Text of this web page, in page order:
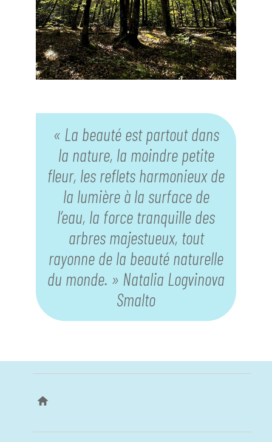
« La beauté est partout dans
la nature, la moindre petite
fleur, les reflets harmonieux de
la lumière à la surface de
l’eau, la force tranquille des
arbres majestueux, tout
rayonne de la beauté naturelle
du monde. » Natalia Logvinova
Smalto